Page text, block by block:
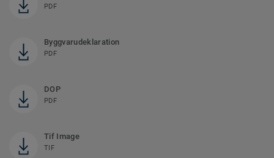
PDF
Byggvarudeklaration
PDF
DOP
PDF
Tif Image
TIF